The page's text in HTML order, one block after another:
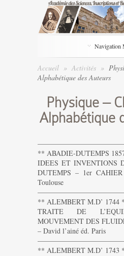
Navigation
Accueil » Activités »
Alphabétique des Auteurs
Physique –
Alphabétique
** ABADIE-DUTEMPS
IDEES ET INVENTIONS
DUTEMPS – 1er
Toulouse
** ALEMBERT M.D’ 1744
TRAITE DE
MOUVEMENT DES
– David l’ainé éd. Paris
** ALEMBERT M.D’ 1743